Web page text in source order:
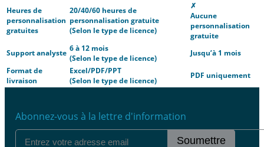
Heures de
personnalisation
gratuites
20/40/60 heures de
personnalisation gratuite
(Selon le type de licence)
✗
Aucune
personnalisation
gratuite
Support analyste 6 à 12 mois
(Selon le type de licence)
Jusqu’à 1 mois
Format de
livraison
Excel/PDF/PPT
(Selon le type de licence)
PDF uniquement
Abonnez-vous à la lettre d'information
Soumettre